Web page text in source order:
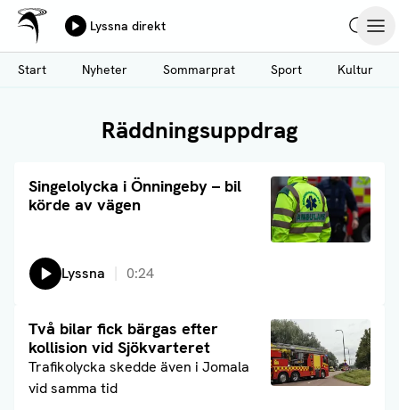
Hoppa
till
huvudinnehåll
Ålands Radio & TV
Lyssna direkt
Start
Nyheter Sommarprat Sport Kultur
Räddningsuppdrag
Singelolycka i Önningeby – bil
körde av vägen
Läs artikel
Lyssna 0:24
Två bilar fick bärgas efter
kollision vid Sjökvarteret
Trafikolycka skedde även i Jomala
vid samma tid
Läs artikel